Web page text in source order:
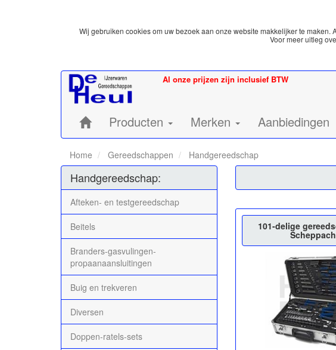
Wij gebruiken cookies om uw bezoek aan onze website makkelijker te
Voor meer uitleg
Al onze prijzen zijn inclusief BTW
Home:Producten Merken Aanbiedingen
Home Gereedschappen Handgereedschap
Handgereedschap:
Afteken- en testgereedschap
Beitels
Branders-gasvulingen-
propaanaansluitingen
Buig en trekveren
Diversen
Doppen-ratels-sets
101-delige
Scheppach